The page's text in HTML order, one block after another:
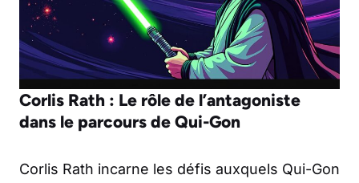
Corlis Rath : Le rôle de l’antagoniste
dans le parcours de Qui-Gon
Corlis Rath incarne les défis auxquels Qui-Gon